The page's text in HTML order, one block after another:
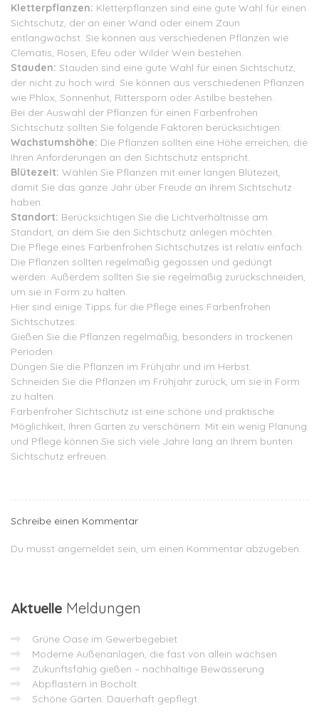
Kletterpflanzen: Kletterpflanzen sind eine gute Wahl für einen
Sichtschutz, der an einer Wand oder einem Zaun
entlangwächst. Sie können aus verschiedenen Pflanzen wie
Clematis, Rosen, Efeu oder Wilder Wein bestehen.
Stauden: Stauden sind eine gute Wahl für einen Sichtschutz,
der nicht zu hoch wird. Sie können aus verschiedenen Pflanzen
wie Phlox, Sonnenhut, Rittersporn oder Astilbe bestehen.
Bei der Auswahl der Pflanzen für einen Farbenfrohen
Sichtschutz sollten Sie folgende Faktoren berücksichtigen:
Wachstumshöhe: Die Pflanzen sollten eine Höhe erreichen, die
Ihren Anforderungen an den Sichtschutz entspricht.
Blütezeit: Wählen Sie Pflanzen mit einer langen Blütezeit,
damit Sie das ganze Jahr über Freude an Ihrem Sichtschutz
haben.
Standort: Berücksichtigen Sie die Lichtverhältnisse am
Standort, an dem Sie den Sichtschutz anlegen möchten.
Die Pflege eines Farbenfrohen Sichtschutzes ist relativ einfach.
Die Pflanzen sollten regelmäßig gegossen und gedüngt
werden. Außerdem sollten Sie sie regelmäßig zurückschneiden,
um sie in Form zu halten.
Hier sind einige Tipps für die Pflege eines Farbenfrohen
Sichtschutzes:
Gießen Sie die Pflanzen regelmäßig, besonders in trockenen
Perioden.
Düngen Sie die Pflanzen im Frühjahr und im Herbst.
Schneiden Sie die Pflanzen im Frühjahr zurück, um sie in Form
zu halten.
Farbenfroher Sichtschutz ist eine schöne und praktische
Möglichkeit, Ihren Garten zu verschönern. Mit ein wenig Planung
und Pflege können Sie sich viele Jahre lang an Ihrem bunten
Sichtschutz erfreuen.
Schreibe einen Kommentar
Du musst angemeldet sein, um einen Kommentar abzugeben.
Aktuelle Meldungen
Grüne Oase im Gewerbegebiet
Moderne Außenanlagen, die fast von allein wachsen
Zukunftsfähig gießen – nachhaltige Bewässerung
Abpflastern in Bocholt:
Schöne Gärten. Dauerhaft gepflegt.